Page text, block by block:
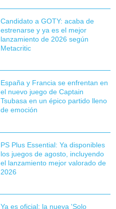
Candidato a GOTY: acaba de
estrenarse y ya es el mejor
lanzamiento de 2026 según
Metacritic
España y Francia se enfrentan en
el nuevo juego de Captain
Tsubasa en un épico partido lleno
de emoción
PS Plus Essential: Ya disponibles
los juegos de agosto, incluyendo
el lanzamiento mejor valorado de
2026
Ya es oficial: la nueva 'Solo